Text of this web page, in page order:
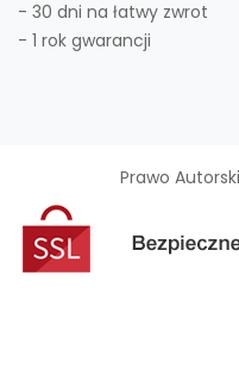
- 30 dni na łatwy zwrot
- 1 rok gwarancji
Prawo